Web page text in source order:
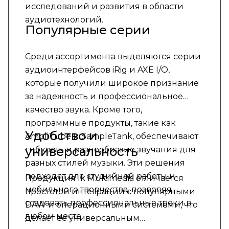
исследований и развития в области
аудиотехнологий.
Популярные серии
Среди ассортимента выделяются серии
аудиоинтерфейсов iRig и AXE I/O,
которые получили широкое признание
за надежность и профессиональное
качество звука. Кроме того,
программные продукты, такие как
AmpliTube и SampleTank, обеспечивают
гибкость и разнообразие звучания для
разных стилей музыки. Эти решения
подходят для студийной работы и
мобильного творчества, позволяя
создавать профессиональные треки в
любом месте.
Удобство и
универсальность
Продукция Ik Multimedia отличается
простотой интеграции с популярными
DAW и операционными системами, что
делает её универсальным